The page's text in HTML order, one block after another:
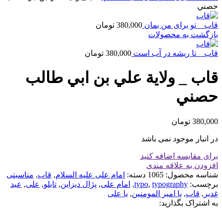
حصني
قاب _ تو برای من بمان 380,000 تومان
بازگشت به محصولات
قاب _ تا ریشه در آب است 380,000 تومان
قاب _ ولاية علي بن ابي طالب
حصني
380,000 تومان
در انبار موجود نمی باشد
برای مقایسه اضافه کنید
افزودن به علاقه مندی
شناسه محصول: 1065 دسته: امام علی علیه السلام, قاب, مناسبتی
برچسب:
typo, typography
, امام علی, پژال دیزاین, تابلو, علی, عید
غدیر , قاب, یا امیر المومنین, یا علی
به اشتراک بگذارید: